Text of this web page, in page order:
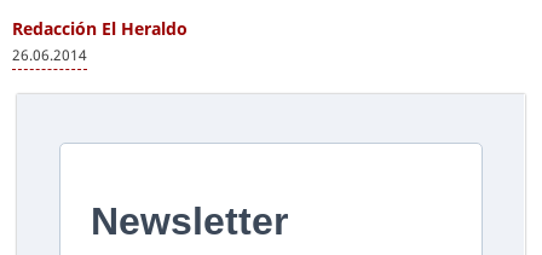
Redacción El Heraldo
26.06.2014